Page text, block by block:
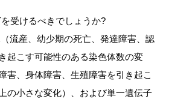
受けるべきでしょうか?
流産、幼少期の死亡、発達障害、認
起こす可能性のある染色体数の変
害、身体障害、生殖障害を引き起こ
の小さな変化）、および単一遺伝子